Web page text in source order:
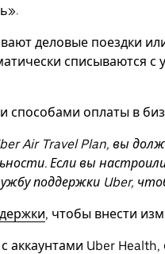
деловые поездки
списываются с
способами оплаты в
Air Travel Plan, вы
Если вы
поддержки Uber,
, чтобы внести
аккаунтами Uber